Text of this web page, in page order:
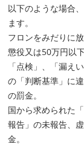
以下のような場合
ます。
フロンをみだりに
懲役又は50万円以下
「点検」、「漏え
の「判断基準」に
の罰金。
国から求められた
報告」の未報告、
金。